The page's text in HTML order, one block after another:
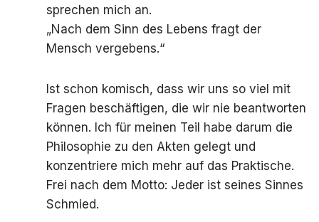
sprechen mich an.
„Nach dem Sinn des Lebens fragt der
Mensch vergebens.“
Ist schon komisch, dass wir uns so viel mit
Fragen beschäftigen, die wir nie beantworten
können. Ich für meinen Teil habe darum die
Philosophie zu den Akten gelegt und
konzentriere mich mehr auf das Praktische.
Frei nach dem Motto: Jeder ist seines Sinnes
Schmied.